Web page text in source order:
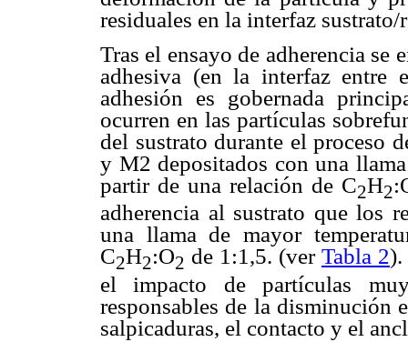
residuales en la interfaz
Tras el ensayo de adherencia
adhesiva (en la interfaz
adhesión es gobernada
ocurren en las partículas
del sustrato durante el proceso
y M2 depositados con una
partir de una relación de C2H2
adherencia al sustrato que los
una llama de mayor
C2H2:O2 de 1:1,5. (ver Tabla 2).
el impacto de partículas
responsables de la disminución
salpicaduras, el contacto y el